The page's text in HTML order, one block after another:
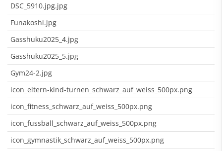
DSC_5910.jpg.jpg
Funakoshi.jpg
Gasshuku2025_4.jpg
Gasshuku2025_5.jpg
Gym24-2.jpg
icon_eltern-kind-turnen_schwarz_auf_weiss_500px.png
icon_fitness_schwarz_auf_weiss_500px.png
icon_fussball_schwarz_auf_weiss_500px.png
icon_gymnastik_schwarz_auf_weiss_500px.png